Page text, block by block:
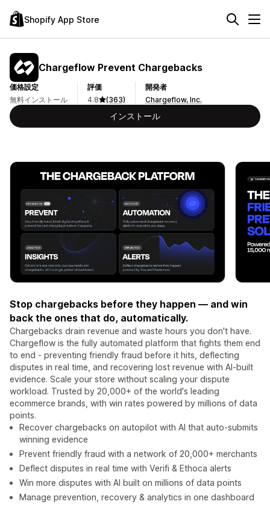
Shopify App Store
Chargeflow Prevent Chargebacks
価格設定
無料インストール
評価
4.8
(363)
開発者
Chargeflow, Inc.
インストール
Stop chargebacks before they happen — and win
back the ones that do, automatically.
Chargebacks drain revenue and waste hours you don't have.
Chargeflow is the fully automated platform that fights them end
to end - preventing friendly fraud before it hits, deflecting
disputes in real time, and recovering lost revenue with AI-built
evidence. Scale your store without scaling your dispute
workload. Trusted by 20,000+ of the world's leading
ecommerce brands, with win rates powered by millions of data
points.
Recover chargebacks on autopilot with AI that auto-submits
winning evidence
Prevent friendly fraud with a network of 20,000+ merchants
Deflect disputes in real time with Verifi & Ethoca alerts
Win more disputes with AI built on millions of data points
Manage prevention, recovery & analytics in one dashboard